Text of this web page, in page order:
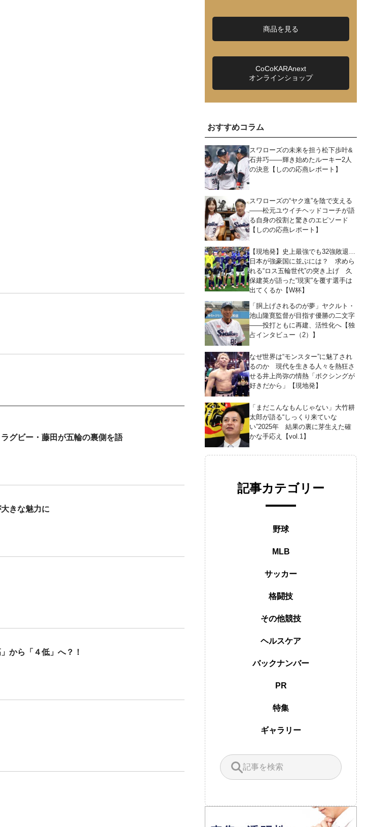
グビー・藤田が五輪の裏側を語
きな魅力に
から「４低」へ？！
商品を見る
CoCoKARAnext
オンラインショップ
おすすめコラム
スワローズの未来を担う松下歩叶&
石井巧――輝き始めたルーキー2人
の決意【しのの応燕レポート】
スワローズの“ヤク進”を陰で支える
――松元ユウイチヘッドコーチが語
る自身の役割と驚きのエピソード
【しのの応燕レポート】
【現地発】史上最強でも32強敗退…
日本が強豪国に並ぶには？ 求めら
れる“ロス五輪世代”の突き上げ 久
保建英が語った“現実”を覆す選手は
出てくるか【W杯】
「胴上げされるのが夢」ヤクルト・
池山隆寛監督が目指す優勝の二文字
――投打ともに再建、活性化へ【独
占インタビュー（2）】
なぜ世界は“モンスター”に魅了され
るのか 現代を生きる人々を熱狂さ
せる井上尚弥の情熱「ボクシングが
好きだから」【現地発】
「まだこんなもんじゃない」大竹耕
太郎が語る“しっくり来ていな
い”2025年 結果の裏に芽生えた確
かな手応え【vol.1】
記事カテゴリー
野球
MLB
サッカー
格闘技
その他競技
ヘルスケア
バックナンバー
PR
特集
ギャラリー